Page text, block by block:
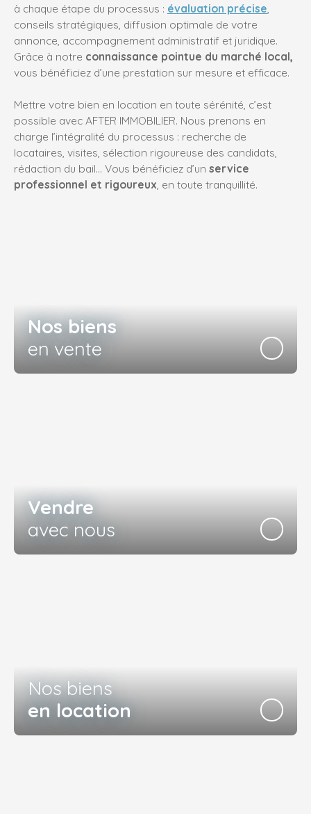
à chaque étape du processus : évaluation précise,
conseils stratégiques, diffusion optimale de votre
annonce, accompagnement administratif et juridique.
Grâce à notre connaissance pointue du marché local,
vous bénéficiez d’une prestation sur mesure et efficace.
Mettre votre bien en location en toute sérénité, c’est
possible avec AFTER IMMOBILIER. Nous prenons en
charge l’intégralité du processus : recherche de
locataires, visites, sélection rigoureuse des candidats,
rédaction du bail… Vous bénéficiez d’un service
professionnel et rigoureux, en toute tranquillité.
Nos biens
en vente
Vendre
avec nous
Nos biens
en location